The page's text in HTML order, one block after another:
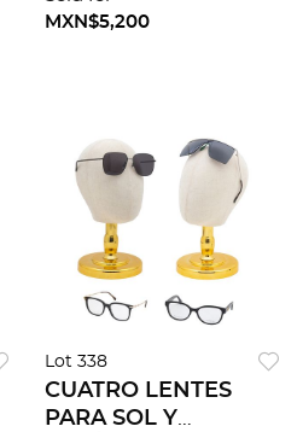
MXN$5,200
Lot 338
CUATRO LENTES
PARA SOL Y